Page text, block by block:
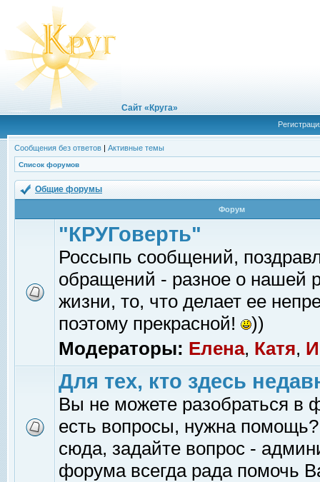
Сайт «Круга»
Сообщения без ответов | Активные темы
Список форумов
Общие форумы
Форум
"КРУГоверть"
Россыпь сообщений,
обращений - разное о нашей
жизни, то, что делает ее
поэтому прекрасной!
))
Модераторы: Елена, Катя,
Для тех, кто здесь
Вы не можете разобраться в
есть вопросы, нужна помощь?
сюда, задайте вопрос -
форума всегда рада помочь